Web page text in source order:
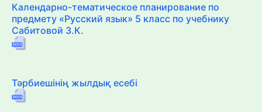
Календарно-тематическое планирование по
предмету «Русский язык» 5 класс по учебнику
Сабитовой З.К.
Тәрбиешінің жылдық есебі